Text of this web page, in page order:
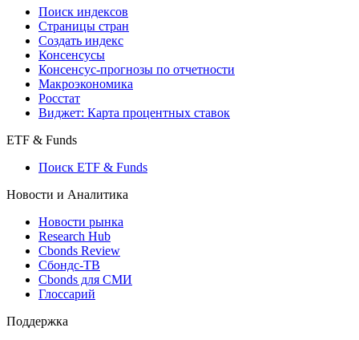
Поиск индексов
Страницы стран
Создать индекс
Консенсусы
Консенсус-прогнозы по отчетности
Макроэкономика
Росстат
Виджет: Карта процентных ставок
ETF & Funds
Поиск ETF & Funds
Новости и Аналитика
Новости рынка
Research Hub
Cbonds Review
Сбондс-ТВ
Cbonds для СМИ
Глоссарий
Поддержка